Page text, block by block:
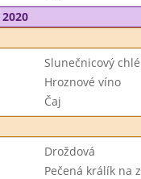
Slunečnicový
Hroznové víno
Čaj
Droždová
Pečená králík na